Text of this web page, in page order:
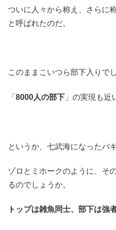
ついに人々から称え、さらに
と呼ばれたのだ。
このままこいつら部下入りで
「 8000人の部下 」の実現も近
というか、七武海になったバ
ゾロとミホークのように、そ
るのでしょうか。
トップは雑魚同士、部下は強